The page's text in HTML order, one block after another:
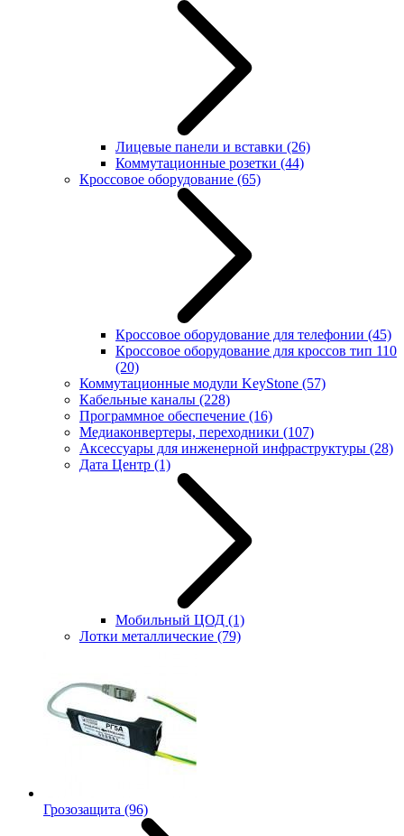
Лицевые панели и вставки (26)
Коммутационные розетки (44)
Кроссовое оборудование (65)
Кроссовое оборудование для телефонии (45)
Кроссовое оборудование для кроссов тип 110
(20)
Коммутационные модули KeyStone (57)
Кабельные каналы (228)
Программное обеспечение (16)
Медиаконвертеры, переходники (107)
Аксессуары для инженерной инфраструктуры (28)
Дата Центр (1)
Мобильный ЦОД (1)
Лотки металлические (79)
Грозозащита (96)